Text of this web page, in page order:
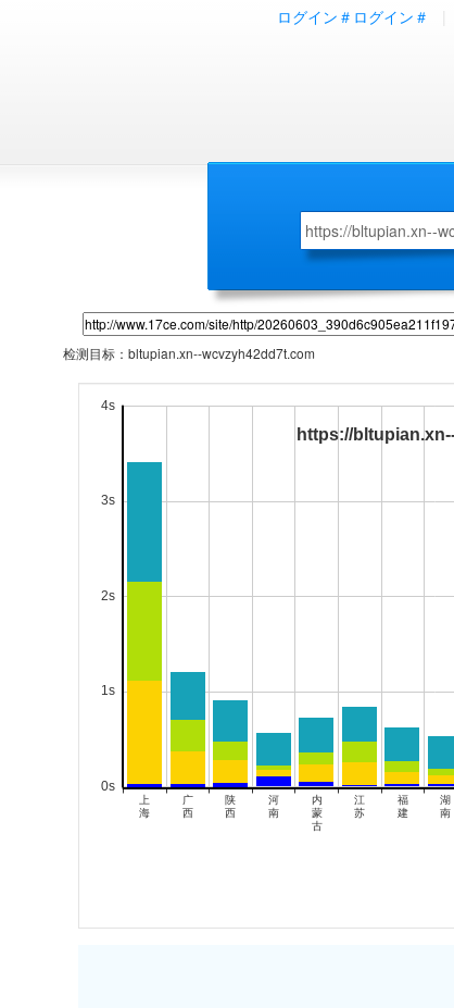
ログイン＃ログイン＃
检测目标： bltupian.xn--wcvzyh42dd7t.com